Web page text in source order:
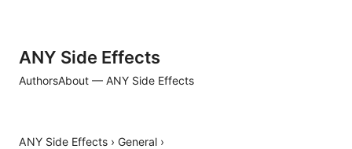
ANY Side Effects
AuthorsAbout — ANY Side Effects
ANY Side Effects › General ›